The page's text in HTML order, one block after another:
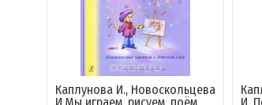
Каплунова И., Новоскольцева